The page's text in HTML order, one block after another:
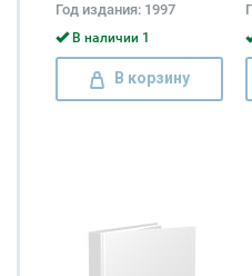
Шалаева, Любовь
Кашинская, Татьяна
Колядич, Виталий
Ситников
Год издания: 1997
В наличии 1
В корзину